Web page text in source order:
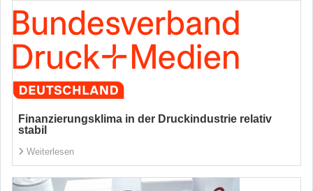
Finanzierungsklima in der Druckindustrie relativ
stabil
Weiterlesen